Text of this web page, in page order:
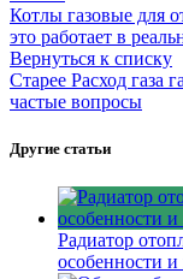
Котлы газовые для
это работает в
Вернуться к списку
Старее Расход газа
частые вопросы
Другие статьи
Радиатор
особенности